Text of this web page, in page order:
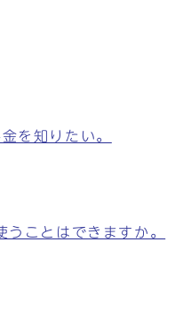
を知りたい。
ことはできますか。